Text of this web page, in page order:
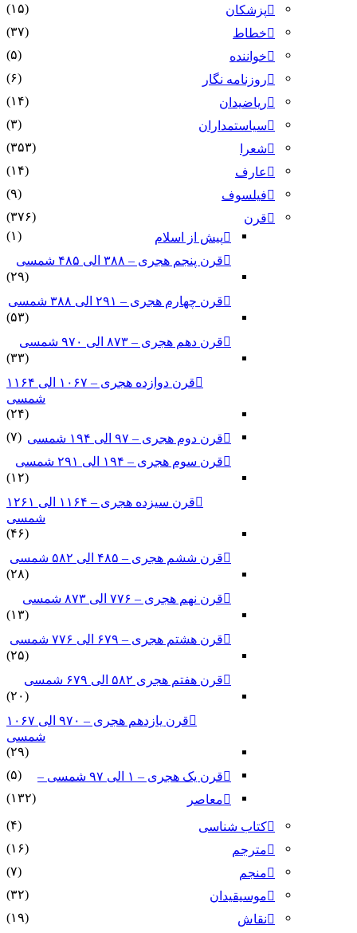
پزشکان
(۱۵)
خطاط
(۳۷)
خواننده
(۵)
روزنامه نگار
(۶)
ریاضیدان
(۱۴)
سیاستمداران
(۳)
شعرا
(۳۵۳)
عارف
(۱۴)
فیلسوف
(۹)
قرن
(۳۷۶)
پیش از اسلام
(۱)
قرن پنجم هجری – ۳۸۸ الی ۴۸۵ شمسی
(۲۹)
قرن چهارم هجری – ۲۹۱ الی ۳۸۸ شمسی
(۵۳)
قرن دهم هجری – ۸۷۳ الی ۹۷۰ شمسی
(۳۳)
قرن دوازده هجری – ۱۰۶۷ الی ۱۱۶۴
شمسی
(۲۴)
قرن دوم هجری – ۹۷ الی ۱۹۴ شمسی
(۷)
قرن سوم هجری – ۱۹۴ الی ۲۹۱ شمسی
(۱۲)
قرن سیزده هجری – ۱۱۶۴ الی ۱۲۶۱
شمسی
(۴۶)
قرن ششم هجری – ۴۸۵ الی ۵۸۲ شمسی
(۲۸)
قرن نهم هجری – ۷۷۶ الی ۸۷۳ شمسی
(۱۳)
قرن هشتم هجری – ۶۷۹ الی ۷۷۶ شمسی
(۲۵)
قرن هفتم هجری ۵۸۲ الی ۶۷۹ شمسی
(۲۰)
قرن یازدهم هجری – ۹۷۰ الی ۱۰۶۷
شمسی
(۲۹)
قرن یک هجری – ۱ الی ۹۷ شمسی –
(۵)
معاصر
(۱۳۲)
کتاب شناسی
(۴)
مترجم
(۱۶)
منجم
(۷)
موسیقیدان
(۳۲)
نقاش
(۱۹)